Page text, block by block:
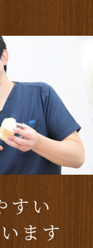
すい
ます